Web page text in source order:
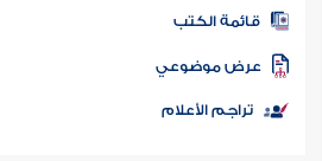
المكتبة
الكتب
موضوعي